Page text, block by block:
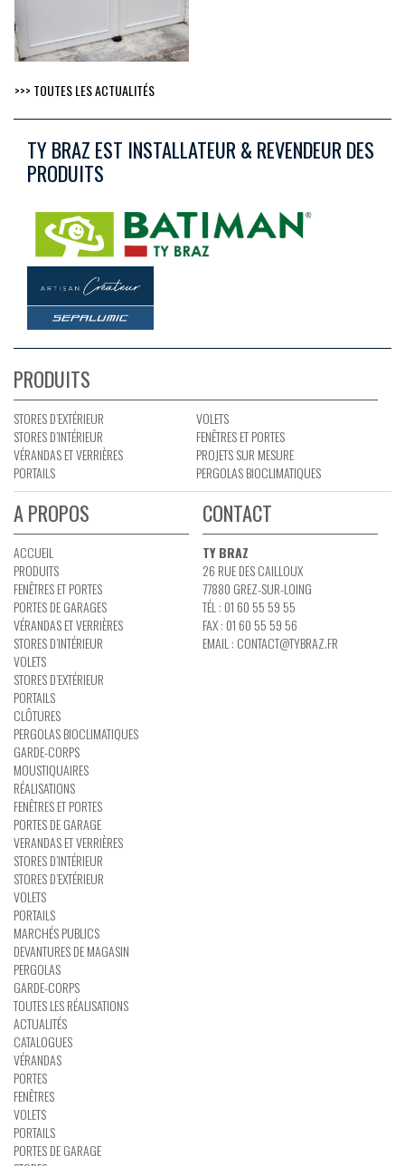
>>> TOUTES LES ACTUALITÉS
TY BRAZ EST INSTALLATEUR & REVENDEUR DES
PRODUITS
PRODUITS
STORES D’EXTÉRIEUR
STORES D’INTÉRIEUR
VÉRANDAS ET VERRIÈRES
PORTAILS
VOLETS
FENÊTRES ET PORTES
PROJETS SUR MESURE
PERGOLAS BIOCLIMATIQUES
A PROPOS
ACCUEIL
PRODUITS
FENÊTRES ET PORTES
PORTES DE GARAGES
VÉRANDAS ET VERRIÈRES
STORES D’INTÉRIEUR
VOLETS
STORES D’EXTÉRIEUR
PORTAILS
CLÔTURES
PERGOLAS BIOCLIMATIQUES
GARDE-CORPS
MOUSTIQUAIRES
RÉALISATIONS
FENÊTRES ET PORTES
PORTES DE GARAGE
VERANDAS ET VERRIÈRES
STORES D’INTÉRIEUR
STORES D’EXTÉRIEUR
VOLETS
PORTAILS
MARCHÉS PUBLICS
DEVANTURES DE MAGASIN
PERGOLAS
GARDE-CORPS
TOUTES LES RÉALISATIONS
ACTUALITÉS
CATALOGUES
VÉRANDAS
PORTES
FENÊTRES
VOLETS
PORTAILS
PORTES DE GARAGE
CONTACT
TY BRAZ
26 RUE DES CAILLOUX
77880 GREZ-SUR-LOING
TÉL : 01 60 55 59 55
FAX : 01 60 55 59 56
EMAIL : CONTACT@TYBRAZ.FR